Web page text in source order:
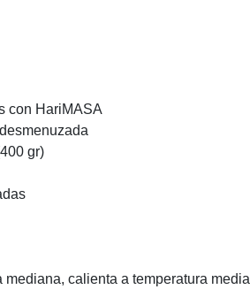
con HariMASA
gr)
mediana, calienta a temperatura